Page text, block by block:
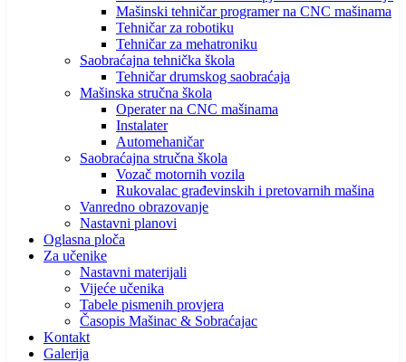
Mašinski tehničar programer na CNC mašinama
Tehničar za robotiku
Tehničar za mehatroniku
Saobraćajna tehnička škola
Tehničar drumskog saobraćaja
Mašinska stručna škola
Operater na CNC mašinama
Instalater
Automehaničar
Saobraćajna stručna škola
Vozač motornih vozila
Rukovalac građevinskih i pretovarnih mašina
Vanredno obrazovanje
Nastavni planovi
Oglasna ploča
Za učenike
Nastavni materijali
Vijeće učenika
Tabele pismenih provjera
Časopis Mašinac & Sobraćajac
Kontakt
Galerija